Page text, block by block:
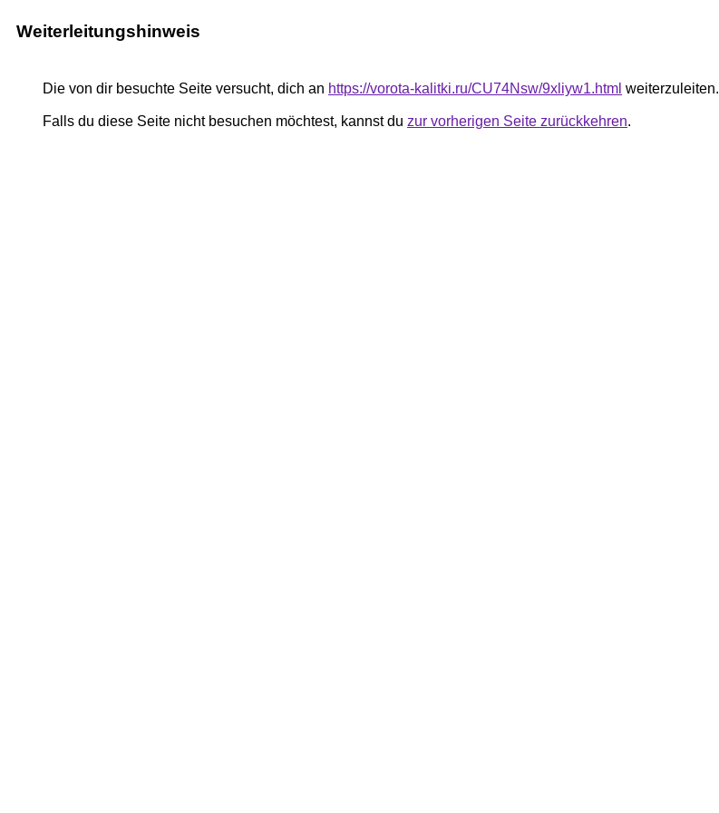
Weiterleitungshinweis
Die von dir besuchte Seite versucht, dich an https://vorota-kalitki.ru/CU74Nsw/9xliyw1.html weiterzuleiten.
Falls du diese Seite nicht besuchen möchtest, kannst du zur vorherigen Seite zurückkehren.